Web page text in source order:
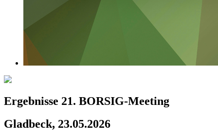
Ergebnisse 21. BORSIG-Meeting
Gladbeck, 23.05.2026